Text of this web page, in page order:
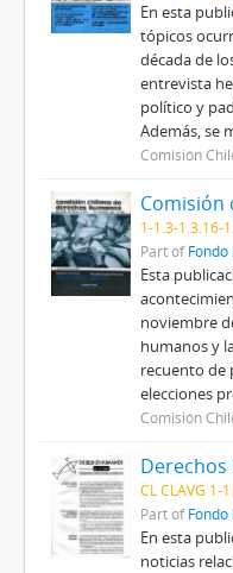
En esta
tópicos
década de
entrevista
político y
Además, se
Comisión
1-1.3-1.3.16-
Part of
Esta
noviembre
humanos y
recuento de
elecciones
Comisión
CL CLAVG 1-
Part of
En esta
noticias